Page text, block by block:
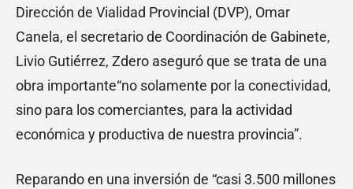
Dirección de Vialidad Provincial (DVP), Omar
Canela, el secretario de Coordinación de Gabinete,
Livio Gutiérrez, Zdero aseguró que se trata de una
obra importante“no solamente por la conectividad,
sino para los comerciantes, para la actividad
económica y productiva de nuestra provincia”.
Reparando en una inversión de “casi 3.500 millones